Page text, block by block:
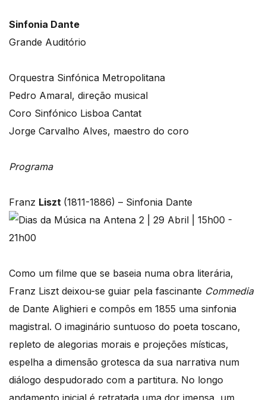
Sinfonia Dante
Grande Auditório
Orquestra Sinfónica Metropolitana
Pedro Amaral, direção musical
Coro Sinfónico Lisboa Cantat
Jorge Carvalho Alves, maestro do coro
Programa
Franz Liszt (1811-1886) – Sinfonia Dante
Como um filme que se baseia numa obra literária,
Franz Liszt deixou-se guiar pela fascinante Commedia
de Dante Alighieri e compôs em 1855 uma sinfonia
magistral. O imaginário suntuoso do poeta toscano,
repleto de alegorias morais e projeções místicas,
espelha a dimensão grotesca da sua narrativa num
diálogo despudorado com a partitura. No longo